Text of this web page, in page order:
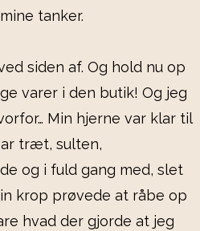
tanker.
siden af. Og hold nu op
varer i den butik! Og jeg
Min hjerne var klar til
træt, sulten,
og i fuld gang med, slet
krop prøvede at råbe op
hvad der gjorde at jeg